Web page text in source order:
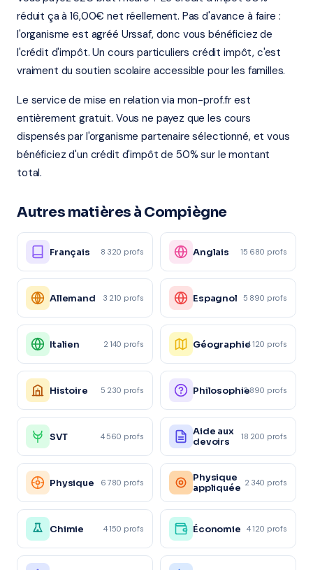
réduit ça à 16,00€ net réellement. Pas d'avance à faire :
l'organisme est agréé Urssaf, donc vous bénéficiez de
l'crédit d'impôt. Un cours particuliers crédit impôt, c'est
vraiment du soutien scolaire accessible pour les familles.
Le service de mise en relation via mon-prof.fr est
entièrement gratuit. Vous ne payez que les cours
dispensés par l'organisme partenaire sélectionné, et vous
bénéficiez d'un crédit d'impôt de 50% sur le montant
total.
Autres matières à Compiègne
Français 8 320 profs Anglais 15 680 profs
Allemand 3 210 profs Espagnol 5 890 profs
Italien 2 140 profs Géographie4 120 profs
Histoire 5 230 profs Philosophie3 890 profs
SVT 4 560 profs
Aide aux
devoirs
18 200 profs
Physique 6 780 profs
Physique
appliquée 2 340 profs
Chimie 4 150 profs Économie 4 120 profs